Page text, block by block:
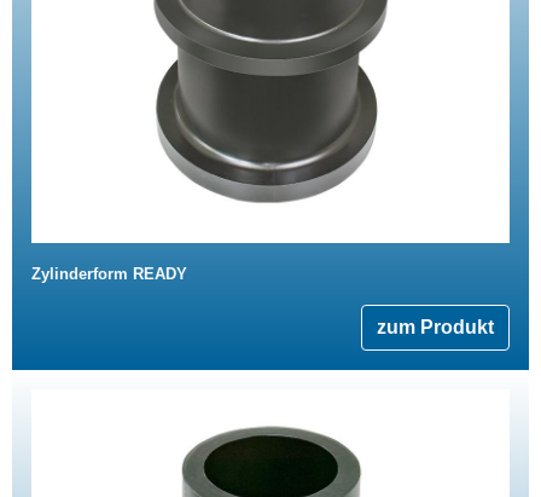
Zylinderform READY
zum Produkt